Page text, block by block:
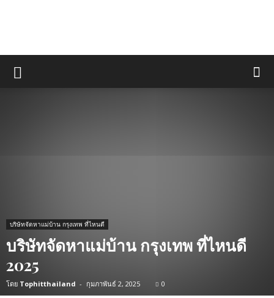
บริษัทจัดหาแม่บ้าน กรุงเทพ ที่ไหนดี
บริษัทจัดหาแม่บ้าน กรุงเทพ ที่ไหนดี
2025
โดย Tophitthailand - กุมภาพันธ์ 2, 2025 0